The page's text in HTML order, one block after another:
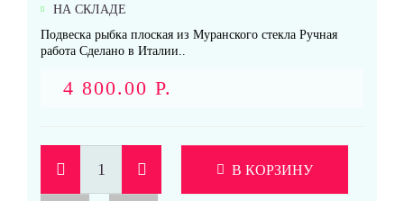
НА СКЛАДЕ
Подвеска рыбка плоская из Муранского стекла Ручная
работа Сделано в Италии..
4 800.00 Р.
В КОРЗИНУ